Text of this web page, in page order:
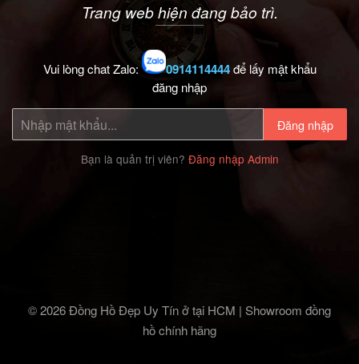
Trang web hiện đang bảo trì.
Vui lòng chat Zalo: 0914114444để lấy mật khẩu
đăng nhập
Đăng nhập
Bạn là quản trị viên? Đăng nhập Admin
© 2026 Đồng Hồ Đẹp Uy Tín ở tại HCM | Showroom đồng
hồ chính hãng‎